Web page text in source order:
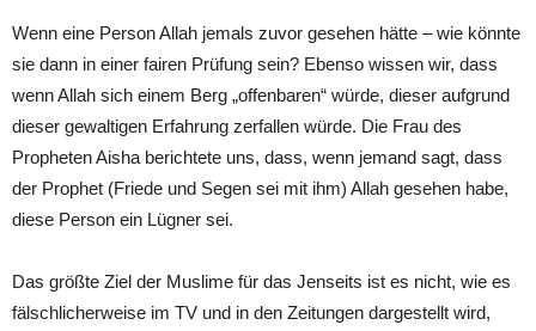
Wenn eine Person Allah jemals zuvor gesehen hätte – wie könnte
sie dann in einer fairen Prüfung sein? Ebenso wissen wir, dass
wenn Allah sich einem Berg „offenbaren“ würde, dieser aufgrund
dieser gewaltigen Erfahrung zerfallen würde. Die Frau des
Propheten Aisha berichtete uns, dass, wenn jemand sagt, dass
der Prophet (Friede und Segen sei mit ihm) Allah gesehen habe,
diese Person ein Lügner sei.
Das größte Ziel der Muslime für das Jenseits ist es nicht, wie es
fälschlicherweise im TV und in den Zeitungen dargestellt wird,